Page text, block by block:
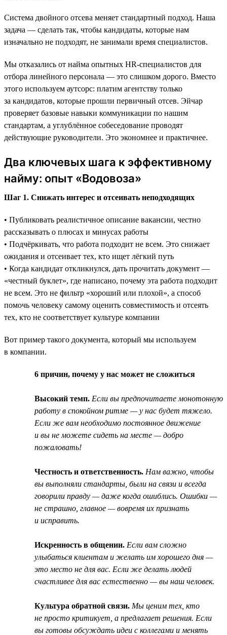
Система двойного отсева меняет стандартный подход. Наша
задача — сделать так, чтобы кандидаты, которые нам
изначально не подходят, не занимали время специалистов.
Мы отказались от найма опытных HR-специалистов для
отбора линейного персонала — это слишком дорого. Вместо
этого используем аутсорс: платим агентству только
за кандидатов, которые прошли первичный отсев. Эйчар
проверяет базовые навыки коммуникации по нашим
стандартам, а углублённое собеседование проводят
действующие руководители. Это экономнее и практичнее.
Два ключевых шага к эффективному
найму: опыт «Водовоза»
Шаг 1. Снижать интерес и отсеивать неподходящих
• Публиковать реалистичное описание вакансии, честно
рассказывать о плюсах и минусах работы
• Подчёркивать, что работа подходит не всем. Это снижает
ожидания и отсеивает тех, кто ищет лёгкий путь
• Когда кандидат откликнулся, дать прочитать документ —
«честный буклет», где написано, почему эта работа подходит
не всем. Это не фильтр «хороший или плохой», а способ
помочь человеку самому оценить совместимость и отсеять
тех, кто не соответствует культуре компании
Вот пример такого документа, который мы используем
в компании.
6 причин, почему у нас может не сложиться
Высокий темп. Если вы предпочитаете монотонную
работу в спокойном ритме — у нас будет тяжело.
Если же вам необходимо постоянное движение
и вы не можете сидеть на месте — добро
пожаловать!
Честность и ответственность. Нам важно, чтобы
вы выполняли стандарты, были на связи и всегда
говорили правду — даже когда ошиблись. Ошибки —
не страшно, главное — вовремя их признать
и исправить.
Искренность в общении. Если вам сложно
улыбаться клиентам и желать им хорошего дня —
это место не для вас. Если же делать людей
счастливее для вас естественно — вы наш человек.
Культура обратной связи. Мы ценим тех, кто
не просто критикует, а предлагает решения. Если
вы готовы обсуждать идеи с коллегами и менять